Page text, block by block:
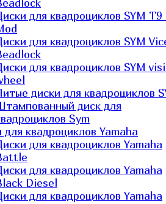
для квадроциклов SYM T9
для квадроциклов SYM
для квадроциклов SYM
диски для квадроциклов
диск для
Sym
для квадроциклов Yamaha
для квадроциклов Yamaha
для квадроциклов Yamaha
Diesel
для квадроциклов Yamaha